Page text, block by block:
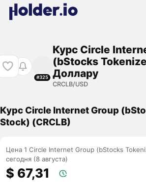
#325
Курс Circle
(bStocks
Доллару
CRCLB/USD
Курс Circle Internet Group
Stock) (CRCLB)
Цена 1 Circle Internet Group (bStocks
сегодня (8 августа)
$ 67,31